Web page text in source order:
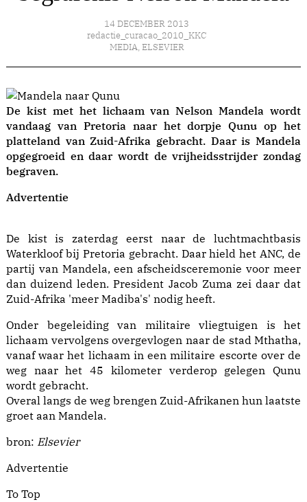
14 DECEMBER 2013
redactie_curacao_2010_KKC
MEDIA, ELSEVIER
De kist met het lichaam van Nelson Mandela wordt
vandaag van Pretoria naar het dorpje Qunu op het
platteland van Zuid-Afrika gebracht. Daar is Mandela
opgegroeid en daar wordt de vrijheidsstrijder zondag
begraven.
Advertentie
De kist is zaterdag eerst naar de luchtmachtbasis
Waterkloof bij Pretoria gebracht. Daar hield het ANC, de
partij van Mandela, een afscheidsceremonie voor meer
dan duizend leden. President Jacob Zuma zei daar dat
Zuid-Afrika 'meer Madiba's' nodig heeft.
Onder begeleiding van militaire vliegtuigen is het
lichaam vervolgens overgevlogen naar de stad Mthatha,
vanaf waar het lichaam in een militaire escorte over de
weg naar het 45 kilometer verderop gelegen Qunu
wordt gebracht.
Overal langs de weg brengen Zuid-Afrikanen hun laatste
groet aan Mandela.
bron: Elsevier
Advertentie
To Top